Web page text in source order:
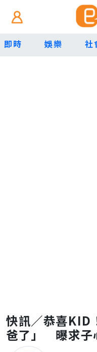
即時 娛樂 社
快訊／恭喜KID
爸了」 曝求子